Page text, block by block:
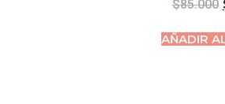
$85.000
AÑADIR